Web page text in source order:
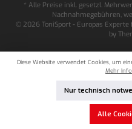
* Alle Preise inkl. gesetzl.
Nachnahmegebühren,
© 2026 ToniSport - Europas Experte
by
Diese Website verwendet Cookies, um
Mehr
Nur technisch
Alle